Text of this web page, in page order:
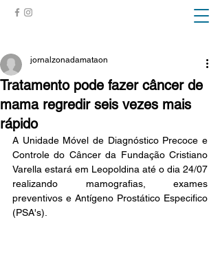
Tratamento pode fazer câncer de
mama regredir seis vezes mais
rápido
jornalzonadamataon
A Unidade Móvel de Diagnóstico Precoce e
Controle do Câncer da Fundação Cristiano
Varella estará em Leopoldina até o dia 24/07
realizando mamografias, exames
preventivos e Antígeno Prostático Especifico
(PSA's).